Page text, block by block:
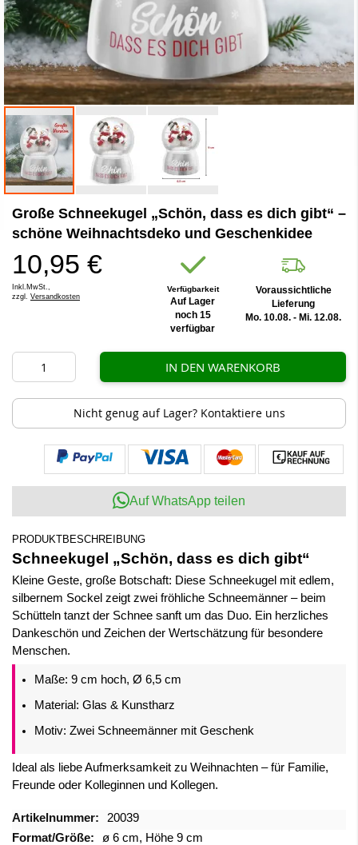
Anfang
der
springen
Große Schneekugel „Schön, dass es dich gibt“ –
schöne Weihnachtsdeko und Geschenkidee
10,95 €
Inkl.MwSt.,
zzgl. Versandkosten
Verfügbarkeit
Auf Lager
noch 15
verfügbar
Voraussichtliche
Lieferung
Mo. 10.08. - Mi. 12.08.
IN DEN WARENKORB
Nicht genug auf Lager? Kontaktiere uns
Auf WhatsApp teilen
PRODUKTBESCHREIBUNG
Schneekugel „Schön, dass es dich gibt“
Kleine Geste, große Botschaft: Diese Schneekugel mit edlem,
silbernem Sockel zeigt zwei fröhliche Schneemänner – beim
Schütteln tanzt der Schnee sanft um das Duo. Ein herzliches
Dankeschön und Zeichen der Wertschätzung für besondere
Menschen.
Maße: 9 cm hoch, Ø 6,5 cm
Material: Glas & Kunstharz
Motiv: Zwei Schneemänner mit Geschenk
Ideal als liebe Aufmerksamkeit zu Weihnachten – für Familie,
Freunde oder Kolleginnen und Kollegen.
Mehr
Informationen
20039
ø 6 cm, Höhe 9 cm